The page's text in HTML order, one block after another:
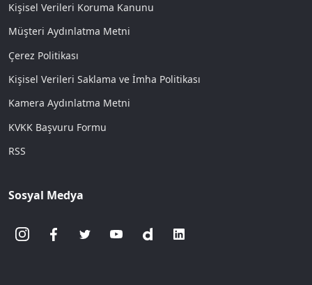
Kişisel Verileri Koruma Kanunu
Müşteri Aydınlatma Metni
Çerez Politikası
Kişisel Verileri Saklama ve İmha Politikası
Kamera Aydınlatma Metni
KVKK Başvuru Formu
RSS
Sosyal Medya